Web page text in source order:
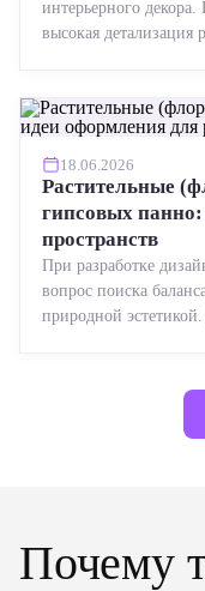
интерьерного декора.
высокая детализация
18.06.2026
Растительные
гипсовых
пространств
При разработке
вопрос поиска
природной
Почему